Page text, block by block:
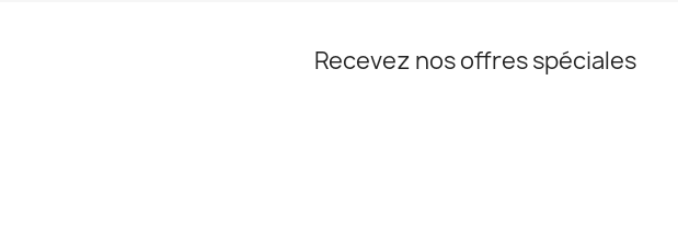
Recevez nos offres spéciales